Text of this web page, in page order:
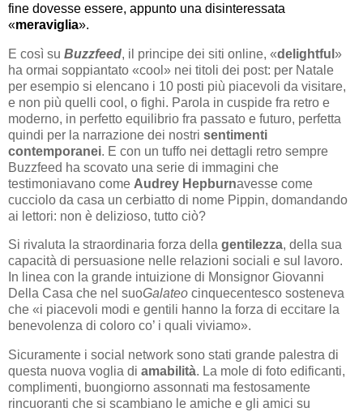
fine dovesse essere, appunto una disinteressata
«meraviglia».
E così su Buzzfeed, il principe dei siti online, «delightful »
ha ormai soppiantato «cool» nei titoli dei post: per Natale
per esempio si elencano i 10 posti più piacevoli da visitare,
e non più quelli cool, o fighi. Parola in cuspide fra retro e
moderno, in perfetto equilibrio fra passato e futuro, perfetta
quindi per la narrazione dei nostri sentimenti
contemporanei. E con un tuffo nei dettagli retro sempre
Buzzfeed ha scovato una serie di immagini che
testimoniavano come Audrey Hepburnavesse come
cucciolo da casa un cerbiatto di nome Pippin, domandando
ai lettori: non è delizioso, tutto ciò?
Si rivaluta la straordinaria forza della gentilezza, della sua
capacità di persuasione nelle relazioni sociali e sul lavoro.
In linea con la grande intuizione di Monsignor Giovanni
Della Casa che nel suoGalateo cinquecentesco sosteneva
che «i piacevoli modi e gentili hanno la forza di eccitare la
benevolenza di coloro co’ i quali viviamo».
Sicuramente i social network sono stati grande palestra di
questa nuova voglia di amabilità. La mole di foto edificanti,
complimenti, buongiorno assonnati ma festosamente
rincuoranti che si scambiano le amiche e gli amici su